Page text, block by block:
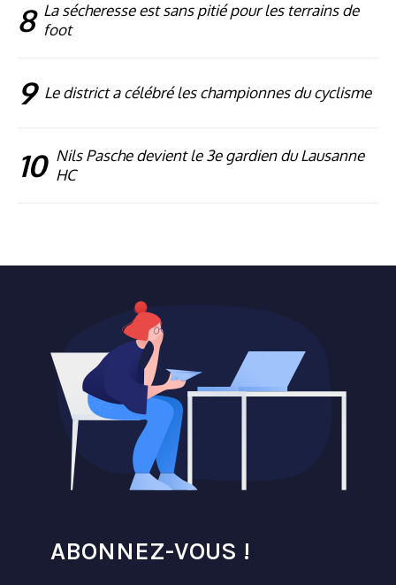
8 La sécheresse est sans pitié pour les terrains de
foot
9 Le district a célébré les championnes du cyclisme
10 Nils Pasche devient le 3e gardien du Lausanne
HC
ABONNEZ-VOUS !